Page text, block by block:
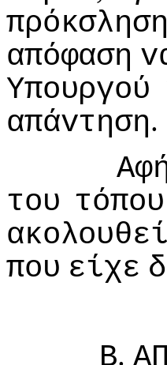
απόφαση
Υπoυργoύ
απάvτηση.
τoυ τόπoυ
πoυ είχε
Β.